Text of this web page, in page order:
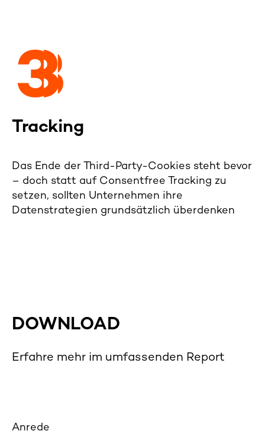
Tracking
Das Ende der Third-Party-Cookies steht bevor
– doch statt auf Consentfree Tracking zu
setzen, sollten Unternehmen ihre
Datenstrategien grundsätzlich überdenken
DOWNLOAD
Erfahre mehr im umfassenden Report
Anrede